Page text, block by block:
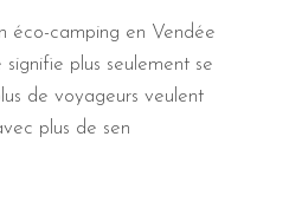
éco-camping en Vendée
plus seulement se
de voyageurs veulent
plus de sen